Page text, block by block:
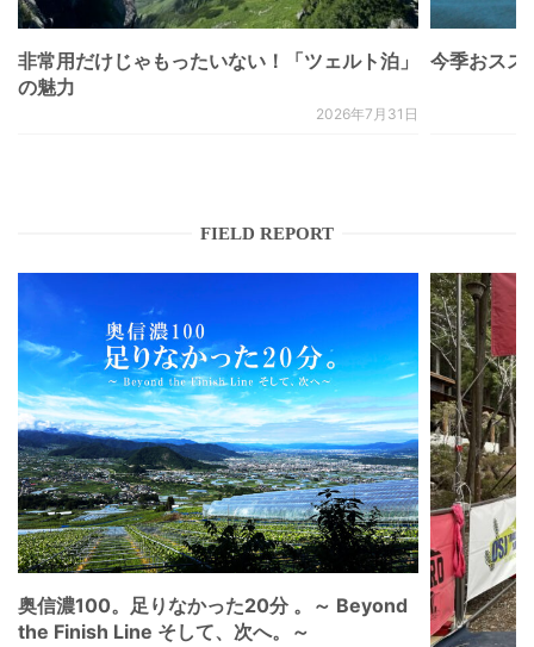
非常用だけじゃもったいない！「ツェルト泊」
の魅力
2026年7月31日
今季おスス
FIELD REPORT
奥信濃100。足りなかった20分 。～ Beyond
the Finish Line そして、次へ。～